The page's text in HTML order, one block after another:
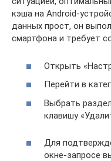
кэша на Android-
данных прост, он
смартфона и требует
Открыть
Перейти в
Выбрать
клавишу
Для
окне-запросе